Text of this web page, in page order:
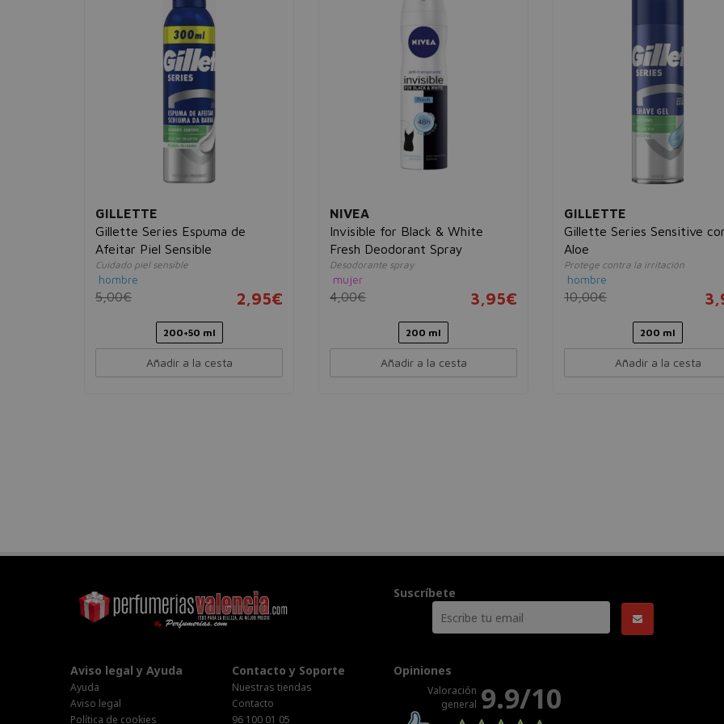
GILLETTE
Gillette Series Espuma de
Afeitar Piel Sensible
Cuidado piel sensible
hombre
5,00€ 2,95€
200+50 ml
Añadir a la cesta
NIVEA
Invisible for Black & White
Fresh Deodorant Spray
Desodorante spray
mujer
4,00€ 3,95€
200 ml
Añadir a la cesta
GILLETTE
Gillette Series Sensitive
Aloe
Protege contra la irritación
hombre
10,00€
200 ml
Añadir a la cesta
Suscríbete
Aviso legal y Ayuda
Ayuda
Aviso legal
Política de cookies
Contacto y Soporte
Nuestras tiendas
Contacto
96 100 01 05
Opiniones
Valoración
general 9.9/10